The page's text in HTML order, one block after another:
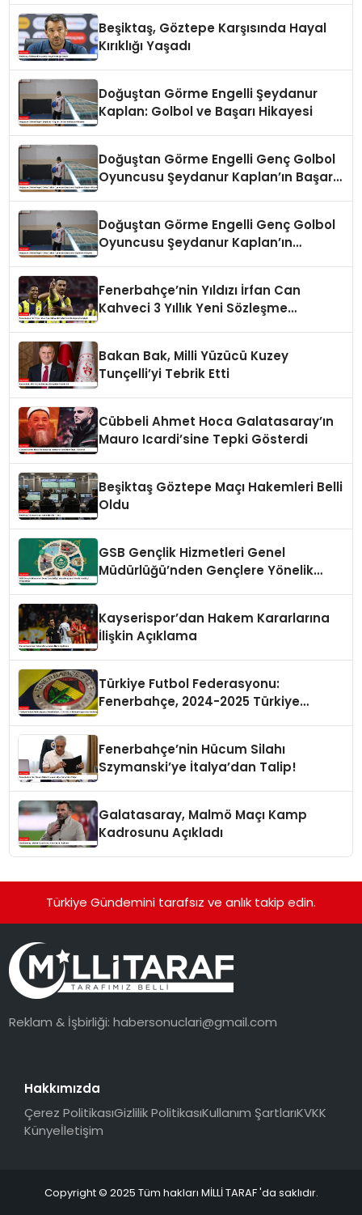
Beşiktaş, Göztepe Karşısında Hayal
Kırıklığı Yaşadı
Doğuştan Görme Engelli Şeydanur
Kaplan: Golbol ve Başarı Hikayesi
Doğuştan Görme Engelli Genç Golbol
Oyuncusu Şeydanur Kaplan’ın Başarı
Doğuştan Görme Engelli Genç Golbol
Oyuncusu Şeydanur Kaplan’ın
Fenerbahçe’nin Yıldızı İrfan Can
Kahveci 3 Yıllık Yeni Sözleşme
Bakan Bak, Milli Yüzücü Kuzey
Tunçelli’yi Tebrik Etti
Cübbeli Ahmet Hoca Galatasaray’ın
Mauro Icardi’sine Tepki Gösterdi
Beşiktaş Göztepe Maçı Hakemleri Belli
Oldu
GSB Gençlik Hizmetleri Genel
Müdürlüğü’nden Gençlere Yönelik
Kayserispor’dan Hakem Kararlarına
İlişkin Açıklama
Türkiye Futbol Federasyonu:
Fenerbahçe, 2024-2025 Türkiye
Fenerbahçe’nin Hücum Silahı
Szymanski’ye İtalya’dan Talip!
Galatasaray, Malmö Maçı Kamp
Kadrosunu Açıkladı
Türkiye Gündemini tarafsız ve anlık takip edin.
Reklam & İşbirliği:habersonuclari@gmail.com
Hakkımızda
Çerez PolitikasıGizlilik PolitikasıKullanım ŞartlarıKVKK
Künyeİletişim
Copyright © 2025 Tüm hakları MİLLİ TARAF 'da saklıdır.